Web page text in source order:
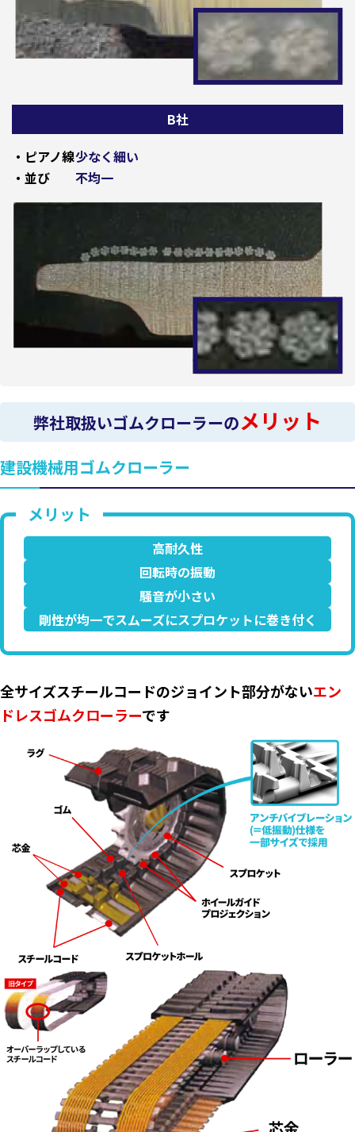
B社
・ピアノ線少なく細い
・並び
不均一
弊社取扱いゴムクローラーのメリット
建設機械用ゴムクローラー
高耐久性
回転時の振動
騒音が小さい
剛性が均一でスムーズにスプロケットに巻き付く
全サイズスチールコードのジョイント部分がないエン
ドレスゴムクローラーです